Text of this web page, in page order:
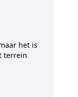
het is
terrein